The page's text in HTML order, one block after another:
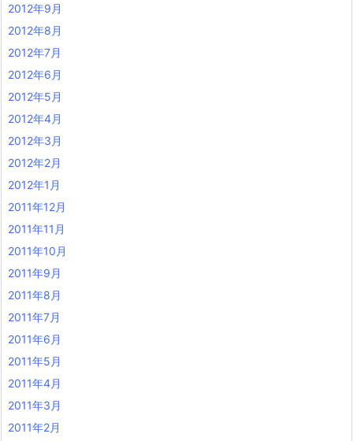
2012年9月
2012年8月
2012年7月
2012年6月
2012年5月
2012年4月
2012年3月
2012年2月
2012年1月
2011年12月
2011年11月
2011年10月
2011年9月
2011年8月
2011年7月
2011年6月
2011年5月
2011年4月
2011年3月
2011年2月